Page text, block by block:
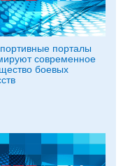
порталы
современное
боевых